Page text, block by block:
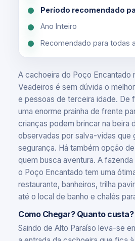
Período recomendado
Ano Inteiro
Recomendado para todas
A cachoeira do Poço Encantado
Veadeiros é sem dúvida o
e pessoas de terceira idade. De
uma enorme prainha de frente
crianças podem brincar na beira
observadas por salva-vidas que
segurança. Há também opção
quem busca aventura. A
o Poço Encantado tem uma
restaurante, banheiros, trilha
até o local de banho e chalés
Como Chegar? Quanto custa?
Saindo de Alto Paraíso leva-se